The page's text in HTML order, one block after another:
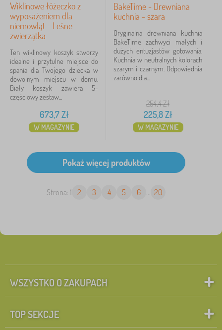
Wiklinowe łóżeczko z
wyposażeniem dla
niemowląt - Leśne
zwierzątka
Ten wiklinowy koszyk stworzy
idealne i przytulne miejsce do
spania dla Twojego dziecka w
dowolnym miejscu w domu.
Biały koszyk zawiera 5-
częściowy zestaw...
673,7Zł
W MAGAZYNIE
BakeTime - Drewniana
kuchnia - szara
Oryginalna drewniana kuchnia
BakeTime zachwyci małych i
dużych entuzjastów gotowania.
Kuchnia w neutralnych kolorach
szarym i czarnym. Odpowiednia
zarówno dla...
254,4Zł
225,8Zł
W MAGAZYNIE
Strona: 1 2 3 4 5 6 ... 20
WSZYSTKO O ZAKUPACH
TOP SEKCJE